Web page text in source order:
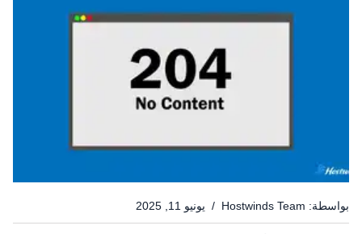
بواسطة: Hostwinds Team / يونيو 11, 2025